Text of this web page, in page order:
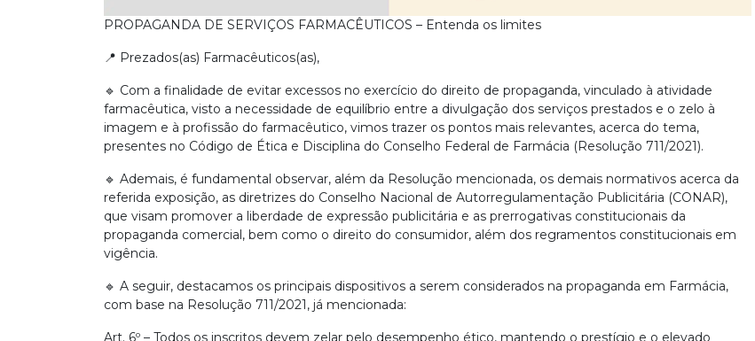
PROPAGANDA DE SERVIÇOS FARMACÊUTICOS – Entenda os limites
📍 Prezados(as) Farmacêuticos(as),
🔹 Com a finalidade de evitar excessos no exercício do direito de propaganda, vinculado à atividade
farmacêutica, visto a necessidade de equilíbrio entre a divulgação dos serviços prestados e o zelo à
imagem e à profissão do farmacêutico, vimos trazer os pontos mais relevantes, acerca do tema,
presentes no Código de Ética e Disciplina do Conselho Federal de Farmácia (Resolução 711/2021).
🔹 Ademais, é fundamental observar, além da Resolução mencionada, os demais normativos acerca da
referida exposição, as diretrizes do Conselho Nacional de Autorregulamentação Publicitária (CONAR),
que visam promover a liberdade de expressão publicitária e as prerrogativas constitucionais da
propaganda comercial, bem como o direito do consumidor, além dos regramentos constitucionais em
vigência.
🔹 A seguir, destacamos os principais dispositivos a serem considerados na propaganda em Farmácia,
com base na Resolução 711/2021, já mencionada:
Art. 6º – Todos os inscritos devem zelar pelo desempenho ético, mantendo o prestígio e o elevado